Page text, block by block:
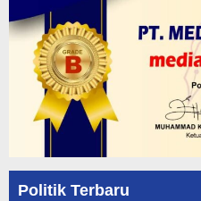
Politik Terbaru